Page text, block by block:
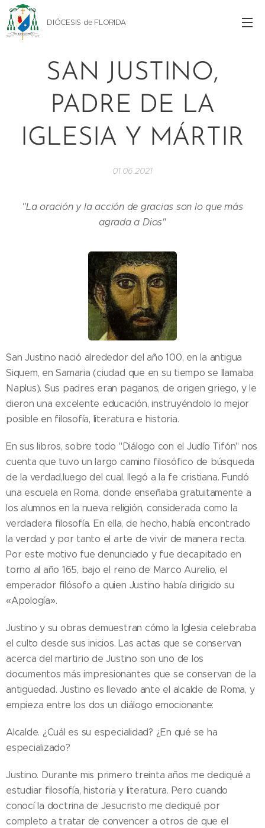
DIÓCESIS de FLORIDA
SAN JUSTINO,
PADRE DE LA
IGLESIA Y MÁRTIR
01.06.2021
"La oración y la acción de gracias son lo que más
agrada a Dios"
San Justino nació alrededor del año 100, en la antigua
Siquem, en Samaria (ciudad que en su tiempo se llamaba
Naplus). Sus padres eran paganos, de origen griego, y le
dieron una excelente educación, instruyéndolo lo mejor
posible en filosofía, literatura e historia.
En sus libros, sobre todo "Diálogo con el Judío Tifón" nos
cuenta que tuvo un largo camino filosófico de búsqueda
de la verdad,luego del cual, llegó a la fe cristiana. Fundó
una escuela en Roma, donde enseñaba gratuitamente a
los alumnos en la nueva religión, considerada como la
verdadera filosofía. En ella, de hecho, había encontrado
la verdad y por tanto el arte de vivir de manera recta.
Por este motivo fue denunciado y fue decapitado en
torno al año 165, bajo el reino de Marco Aurelio, el
emperador filósofo a quien Justino había dirigido su
«Apología».
Justino y su obras demuestran cómo la Iglesia celebraba
el culto desde sus inicios. Las actas que se conservan
acerca del martirio de Justino son uno de los
documentos más impresionantes que se conservan de la
antigüedad. Justino es llevado ante el alcalde de Roma, y
empieza entre los dos un diálogo emocionante:
Alcalde. ¿Cuál es su especialidad? ¿En qué se ha
especializado?
Justino. Durante mis primero treinta años me dediqué a
estudiar filosofía, historia y literatura. Pero cuando
conocí la doctrina de Jesucristo me dediqué por
completo a tratar de convencer a otros de que el